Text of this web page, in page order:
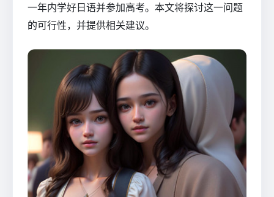
一年内学好日语并参加高考。本文将探讨这一问题
的可行性，并提供相关建议。